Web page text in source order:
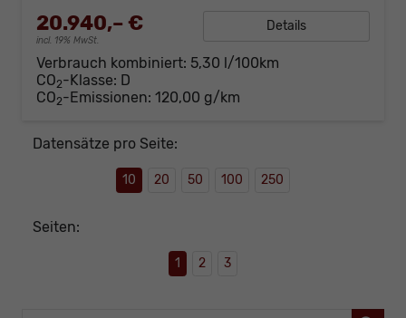
20.940,– €
incl. 19% MwSt.
Details
Verbrauch kombiniert: 5,30 l/100km
CO2-Klasse: D
CO2-Emissionen: 120,00 g/km
Datensätze pro Seite:
10 20 50 100 250
Seiten:
1 2 3